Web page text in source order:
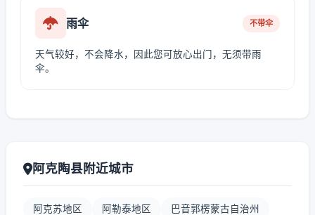
雨伞 不带伞
天气较好，不会降水，因此您可放心出门，无须带雨
伞。
阿克陶县附近城市
阿克苏地区 阿勒泰地区 巴音郭楞蒙古自治州